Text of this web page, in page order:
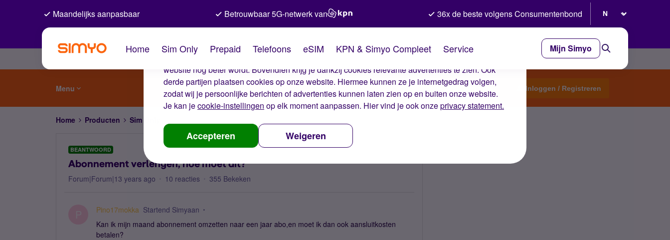
De cookies van Simyo
Wij gebruiken cookies op onze website. Met deze cookies zorgen wij ervoor dat je ervaring op de
website nog beter wordt. Bovendien krijg je dankzij cookies relevante advertenties te zien. Ook
derde partijen plaatsen cookies op onze website. Hiermee kunnen ze je internetgedrag volgen,
zodat wij je persoonlijke berichten of advertenties kunnen laten zien op en buiten onze website.
Je kan jecookie-instellingen op elk moment aanpassen. Hier vind je ook onzeprivacy statement.
Accepteren Weigeren
Maandelijks aanpasbaar Betrouwbaar 5G-netwerk van 36x de beste volgens Consumentenbond
Home Sim Only Prepaid Telefoons eSIM KPN & Simyo Compleet Service Mijn Simyo
Menu Start een topic Inloggen / Registreren
Home Producten Sim Only
BEANTWOORD
Abonnement verlengen, hoe moet dit?
Forum|Forum|13 years ago 10 reacties 355 Bekeken
Pino17mokka Startend Simyaan
Kan ik mijn maand abonnement omzetten naar een jaar abo,en moet ik dan ook aansluitkosten
betalen?